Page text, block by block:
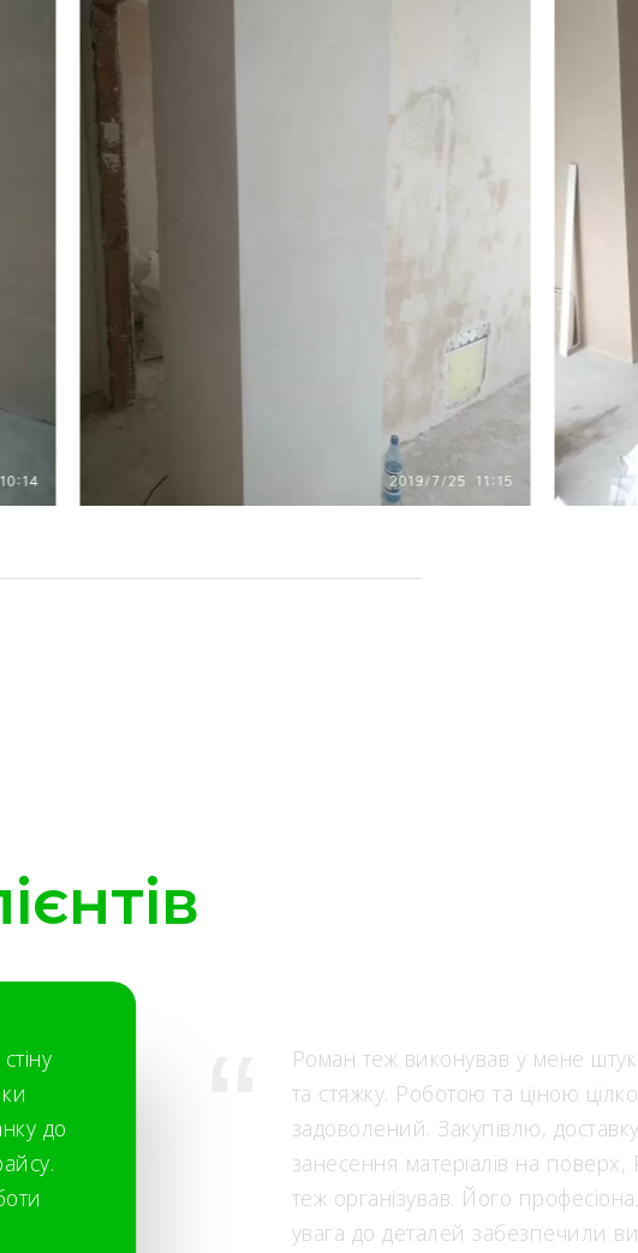
до
Роман теж виконував у мене
та стяжку. Роботою та ціною
задоволений. Закупівлю,
занесення матеріалів на
теж організував. Його
увага до деталей забезпечили